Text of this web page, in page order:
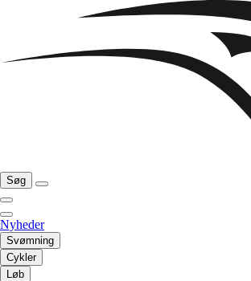
Søg
Nyheder
Svømning
Cykler
Løb